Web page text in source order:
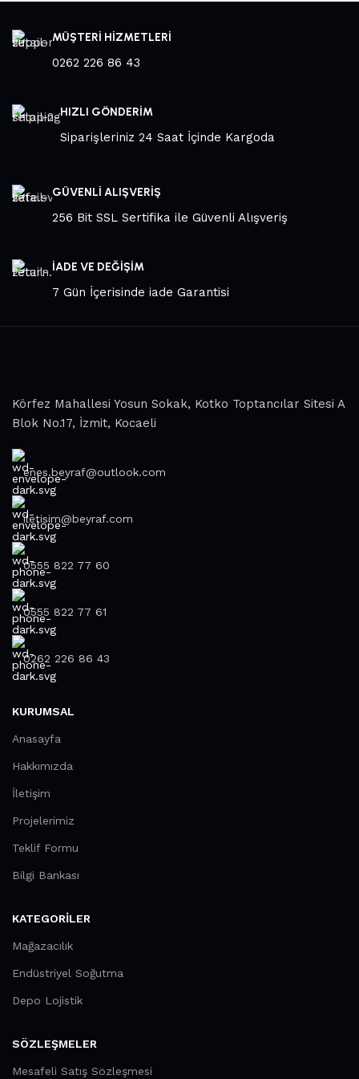
MÜŞTERİ HİZMETLERİ
0262 226 86 43
HIZLI GÖNDERİM
Siparişleriniz 24 Saat İçinde Kargoda
GÜVENLİ ALIŞVERİŞ
256 Bit SSL Sertifika ile Güvenli Alışveriş
İADE VE DEĞİŞİM
7 Gün İçerisinde iade Garantisi
Körfez Mahallesi Yosun Sokak, Kotko Toptancılar Sitesi A
Blok No.17, İzmit, Kocaeli
enes.beyraf@outlook.com
iletisim@beyraf.com
0555 822 77 60
0555 822 77 61
0262 226 86 43
KURUMSAL
Anasayfa
Hakkımızda
İletişim
Projelerimiz
Teklif Formu
Bilgi Bankası
KATEGORILER
Mağazacılık
Endüstriyel Soğutma
Depo Lojistik
SÖZLEŞMELER
Mesafeli Satış Sözleşmesi